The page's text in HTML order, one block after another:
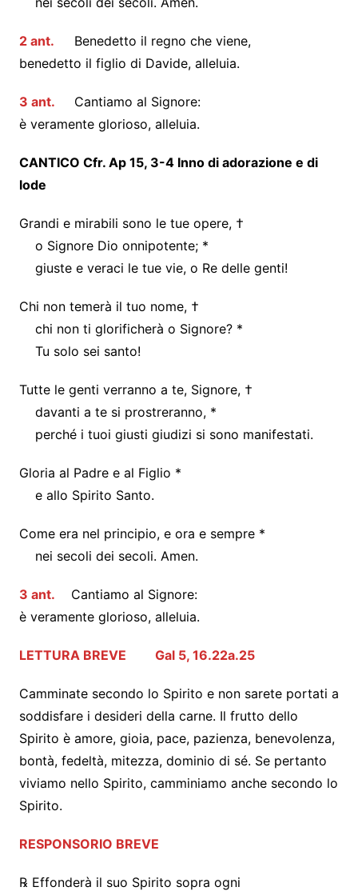
2 ant. Benedetto il regno che viene,
benedetto il figlio di Davide, alleluia.
3 ant.
Cantiamo al Signore:
è veramente glorioso, alleluia.
CANTICO Cfr. Ap 15, 3-4 Inno di adorazione e di
lode
Grandi e mirabili sono le tue opere, †
o Signore Dio onnipotente; *
giuste e veraci le tue vie, o Re delle genti!
Chi non temerà il tuo nome, †
chi non ti glorificherà o Signore? *
Tu solo sei santo!
Tutte le genti verranno a te, Signore, †
davanti a te si prostreranno, *
perché i tuoi giusti giudizi si sono manifestati.
Gloria al Padre e al Figlio *
e allo Spirito Santo.
Come era nel principio, e ora e sempre *
nei secoli dei secoli. Amen.
3 ant. Cantiamo al Signore:
è veramente glorioso, alleluia.
LETTURA BREVE Gal 5, 16.22a.25
Camminate secondo lo Spirito e non sarete portati a
soddisfare i desideri della carne. Il frutto dello
Spirito è amore, gioia, pace, pazienza, benevolenza,
bontà, fedeltà, mitezza, dominio di sé. Se pertanto
viviamo nello Spirito, camminiamo anche secondo lo
Spirito.
RESPONSORIO BREVE
℞ Effonderà il suo Spirito sopra ogni